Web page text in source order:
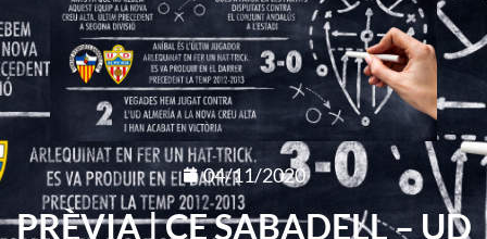
04/11/2020
PRÈVIA | CE SABADELL – UD